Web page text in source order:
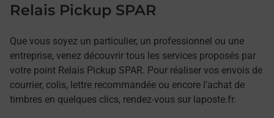
Relais Pickup SPAR
Que vous soyez un particulier, un professionnel ou une
entreprise, venez découvrir tous les services proposés par
votre point Relais Pickup SPAR. Pour réaliser vos envois de
courrier, colis, lettre recommandée ou encore l'achat de
timbres en quelques clics, rendez-vous sur laposte.fr.